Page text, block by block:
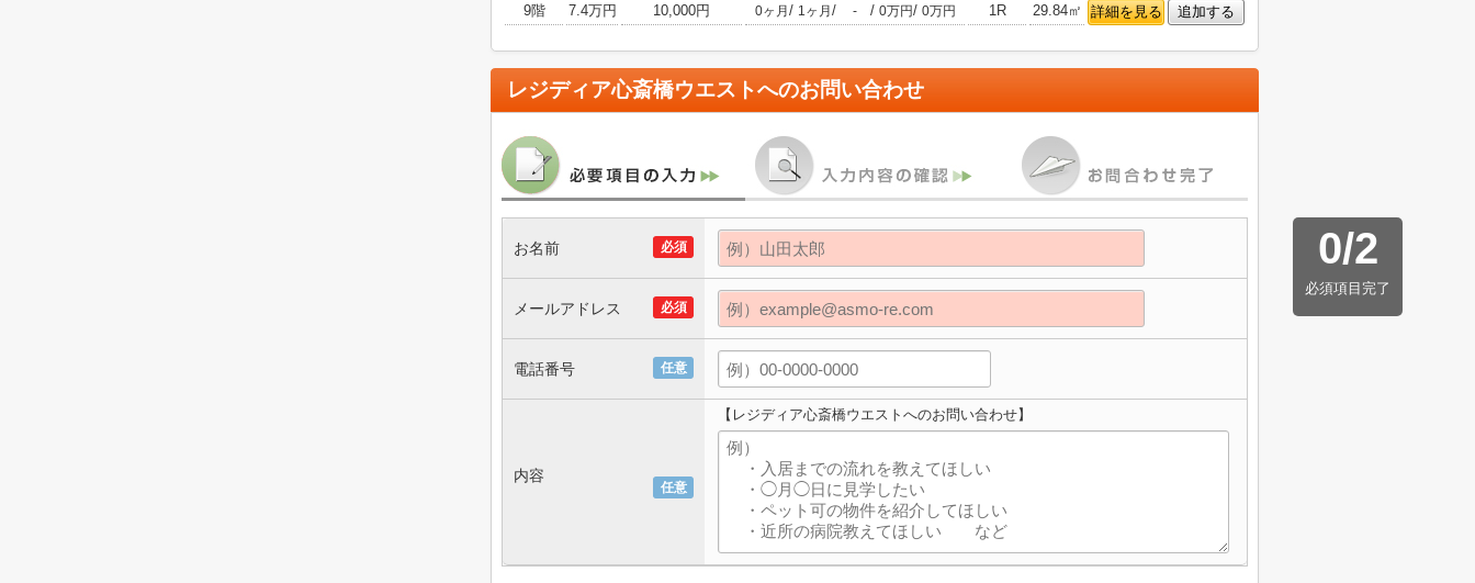
9階
7.4万円 10,000円 0ヶ月 / 1ヶ月 / - / 0万円/ 0万円 1R 29.84㎡ 詳細を見る 追加する
レジディア心斎橋ウエストへのお問い合わせ
0/2
必須項目完了
必須
お名前
必須
メールアドレス
任意
電話番号
任意
内容
【レジディア心斎橋ウエストへのお問い合わせ】